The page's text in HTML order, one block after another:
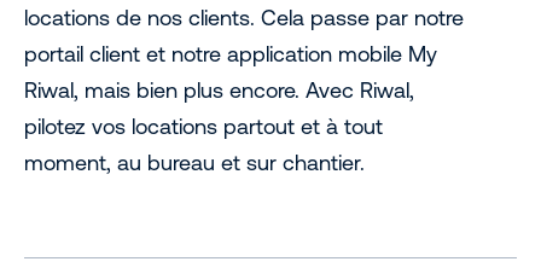
locations de nos clients. Cela passe par notre
portail client et notre application mobile My
Riwal, mais bien plus encore. Avec Riwal,
pilotez vos locations partout et à tout
moment, au bureau et sur chantier.